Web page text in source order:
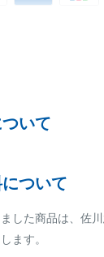
引手数料(消費税
いて
ついて
した商品は、佐
ます。